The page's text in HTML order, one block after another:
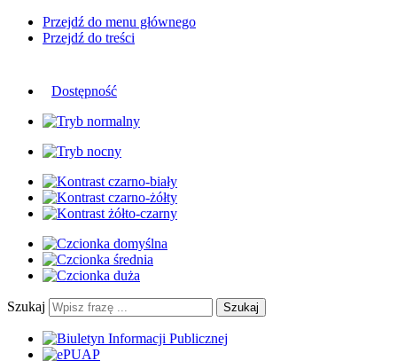
Przejdź do menu głównego
Przejdź do treści
Dostępność
Szukaj Szukaj